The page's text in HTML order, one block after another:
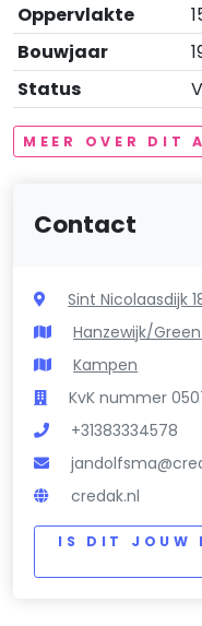
Oppervlakte
Bouwjaar
Status
MEER OVER DIT
Contact
Sint Nicolaasdijk
Hanzewijk/
Kampen
KvK nummer
+31383334578
credak.nl
IS DIT JOUW